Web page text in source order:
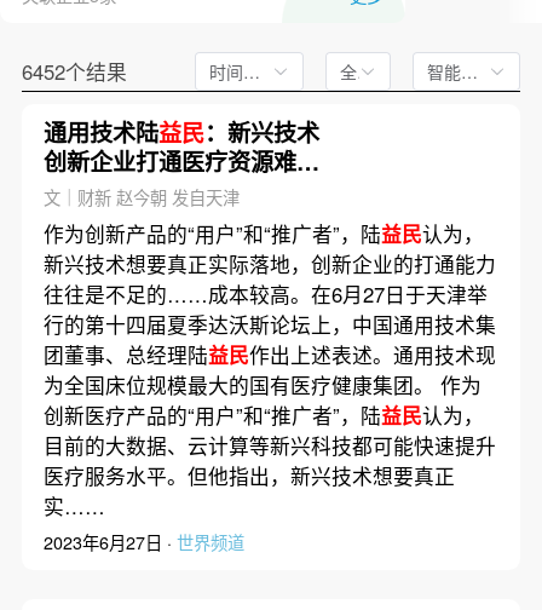
6452个结果 时间不限 全文 智能排序
通用技术陆益民：新兴技术
创新企业打通医疗资源难度
大
文｜财新 赵今朝 发自天津
作为创新产品的“用户”和“推广者”，陆益民认为，
新兴技术想要真正实际落地，创新企业的打通能力
往往是不足的……成本较高。在6月27日于天津举
行的第十四届夏季达沃斯论坛上，中国通用技术集
团董事、总经理陆益民作出上述表述。通用技术现
为全国床位规模最大的国有医疗健康集团。 作为
创新医疗产品的“用户”和“推广者”，陆益民认为，
目前的大数据、云计算等新兴科技都可能快速提升
医疗服务水平。但他指出，新兴技术想要真正
实……
2023年6月27日 · 世界频道